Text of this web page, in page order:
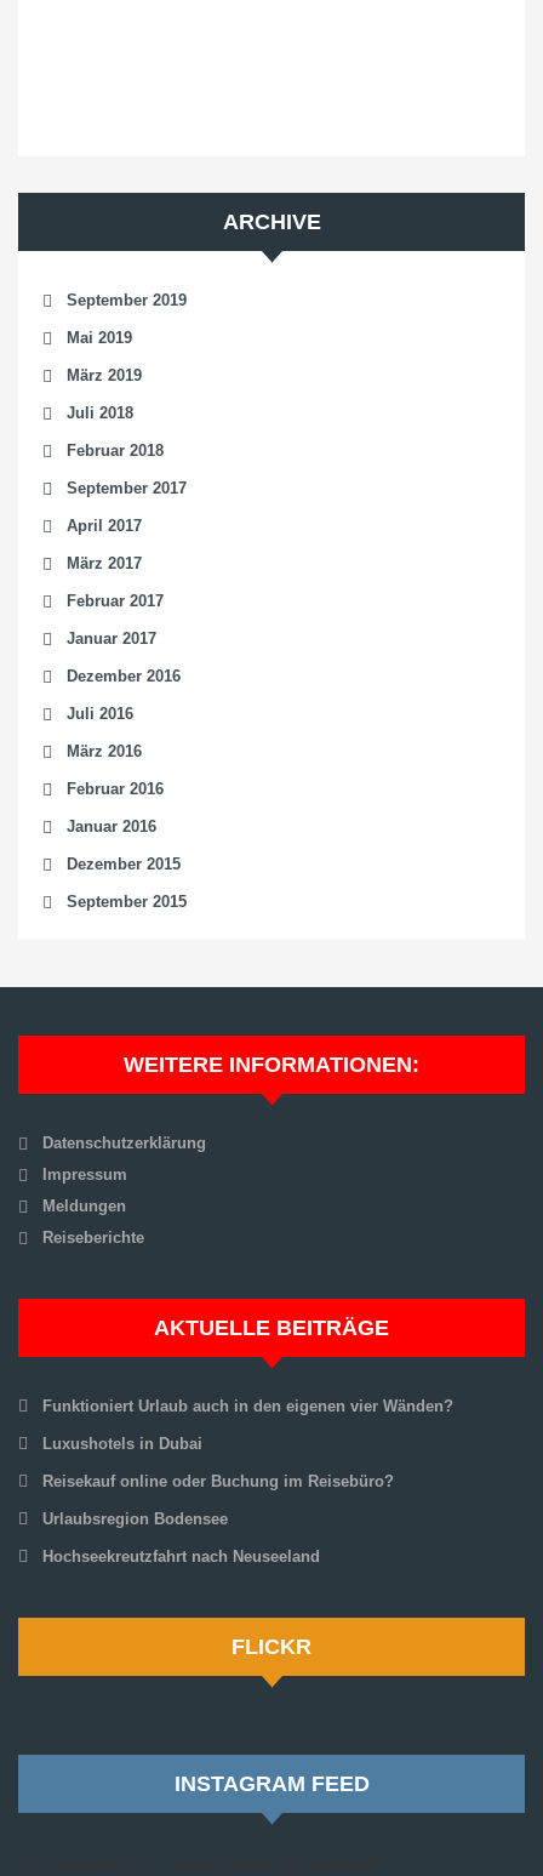
ARCHIVE
September 2019
Mai 2019
März 2019
Juli 2018
Februar 2018
September 2017
April 2017
März 2017
Februar 2017
Januar 2017
Dezember 2016
Juli 2016
März 2016
Februar 2016
Januar 2016
Dezember 2015
September 2015
WEITERE INFORMATIONEN:
Datenschutzerklärung
Impressum
Meldungen
Reiseberichte
AKTUELLE BEITRÄGE
Funktioniert Urlaub auch in den eigenen vier Wänden?
Luxushotels in Dubai
Reisekauf online oder Buchung im Reisebüro?
Urlaubsregion Bodensee
Hochseekreutzfahrt nach Neuseeland
FLICKR
INSTAGRAM FEED